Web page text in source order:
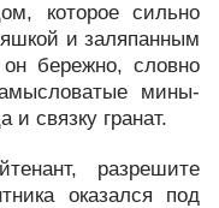
которое сильно
и заляпанным
бережно, словно
мины-
и связку гранат.
разрешите
оказался под